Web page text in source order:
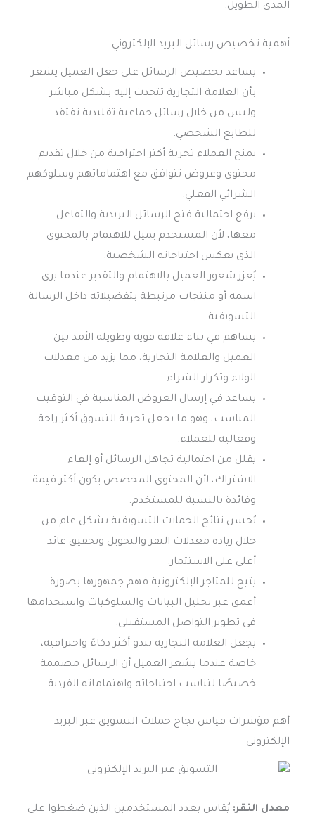
المدى الطويل.
أهمية تخصيص رسائل البريد الإلكتروني
يساعد تخصيص الرسائل على جعل العميل يشعر
بأن العلامة التجارية تتحدث إليه بشكل مباشر
وليس من خلال رسائل جماعية تقليدية تفتقد
للطابع الشخصي.
يمنح العملاء تجربة أكثر احترافية من خلال تقديم
محتوى وعروض تتوافق مع اهتماماتهم وسلوكهم
الشرائي الفعلي.
يرفع احتمالية فتح الرسائل البريدية والتفاعل
معها، لأن المستخدم يميل للاهتمام بالمحتوى
الذي يعكس احتياجاته الشخصية.
يُعزز شعور العميل بالاهتمام والتقدير عندما يرى
اسمه أو منتجات مرتبطة بتفضيلاته داخل الرسالة
التسويقية.
يساهم في بناء علاقة قوية وطويلة الأمد بين
العميل والعلامة التجارية، مما يزيد من معدلات
الولاء وتكرار الشراء.
يساعد في إرسال العروض المناسبة في التوقيت
المناسب، وهو ما يجعل تجربة التسوق أكثر راحة
وفعالية للعملاء.
يقلل من احتمالية تجاهل الرسائل أو إلغاء
الاشتراك، لأن المحتوى المخصص يكون أكثر قيمة
وفائدة بالنسبة للمستخدم.
يُحسن نتائج الحملات التسويقية بشكل عام من
خلال زيادة معدلات النقر والتحويل وتحقيق عائد
أعلى على الاستثمار.
يتيح للمتاجر الإلكترونية فهم جمهورها بصورة
أعمق عبر تحليل البيانات والسلوكيات واستخدامها
في تطوير التواصل المستقبلي.
يجعل العلامة التجارية تبدو أكثر ذكاءً واحترافية،
خاصة عندما يشعر العميل أن الرسائل مصممة
خصيصًا لتناسب احتياجاته واهتماماته الفردية.
أهم مؤشرات قياس نجاح حملات التسويق عبر البريد
الإلكتروني
معدل النقر: يُقاس بعدد المستخدمين الذين ضغطوا على